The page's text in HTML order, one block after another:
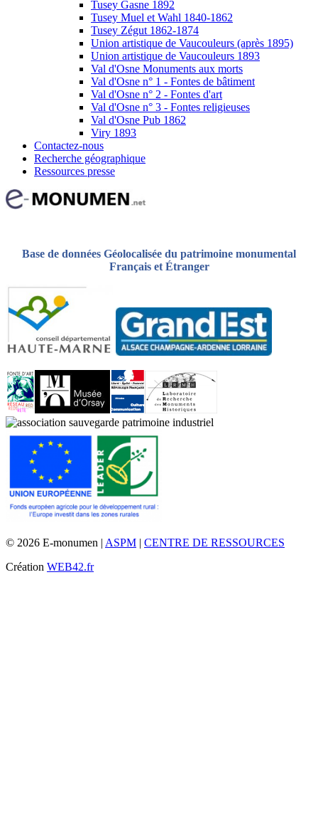
Tusey Gasne 1892
Tusey Muel et Wahl 1840-1862
Tusey Zégut 1862-1874
Union artistique de Vaucouleurs (après 1895)
Union artistique de Vaucouleurs 1893
Val d'Osne Monuments aux morts
Val d'Osne n° 1 - Fontes de bâtiment
Val d'Osne n° 2 - Fontes d'art
Val d'Osne n° 3 - Fontes religieuses
Val d'Osne Pub 1862
Viry 1893
Contactez-nous
Recherche géographique
Ressources presse
Base de données Géolocalisée du patrimoine monumental
Français et Étranger
© 2026 E-monumen | ASPM | CENTRE DE RESSOURCES
Création WEB42.fr